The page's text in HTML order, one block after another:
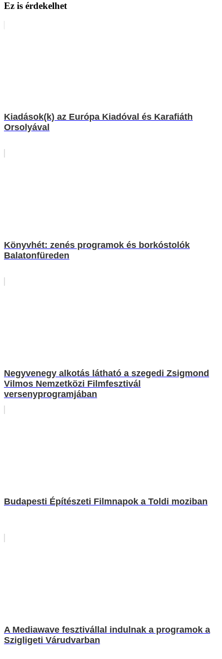
Ez is érdekelhet
Kiadások(k) az Európa Kiadóval és Karafiáth
Orsolyával
Könyvhét: zenés programok és borkóstolók
Balatonfüreden
Negyvenegy alkotás látható a szegedi Zsigmond
Vilmos Nemzetközi Filmfesztivál
versenyprogramjában
Budapesti Építészeti Filmnapok a Toldi moziban
A Mediawave fesztivállal indulnak a programok a
Szigligeti Várudvarban